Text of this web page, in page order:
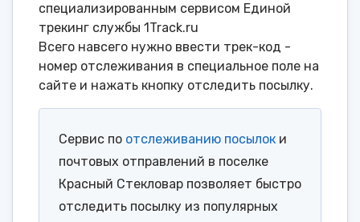
специализированным сервисом Единой
трекинг службы 1Track.ru
Всего навсего нужно ввести трек-код -
номер отслеживания в специальное поле на
сайте и нажать кнопку отследить посылку.
Сервис по отслеживанию посылок и
почтовых отправлений в поселке
Красный Стекловар позволяет быстро
отследить посылку из популярных